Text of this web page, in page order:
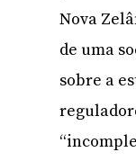
Nova
de uma
sobre a